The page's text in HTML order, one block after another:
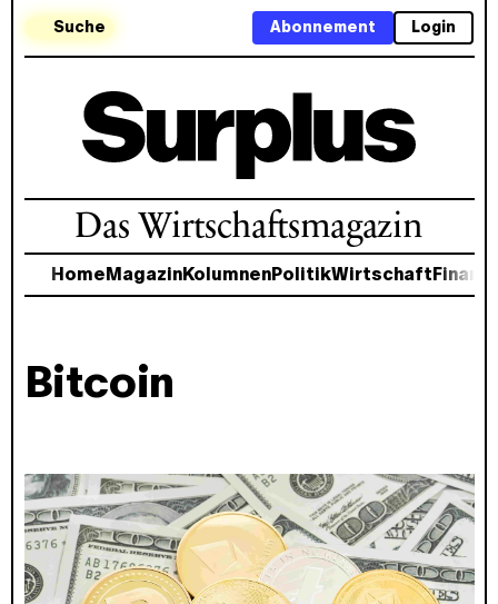
Suche Login
Abonnement
Das Wirtschaftsmagazin
Home MagazinKolumnenPolitikWirtschaft
Bitcoin